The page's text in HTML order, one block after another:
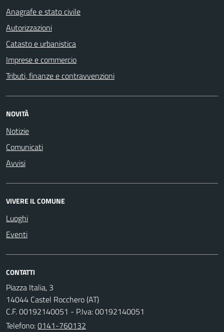
Anagrafe e stato civile
Autorizzazioni
Catasto e urbanistica
Imprese e commercio
Tributi, finanze e contravvenzioni
NOVITÀ
Notizie
Comunicati
Avvisi
VIVERE IL COMUNE
Luoghi
Eventi
CONTATTI
Piazza Italia, 3
14044 Castel Rocchero (AT)
C.F. 00192140051 - P.Iva: 00192140051
Telefono:0141-760132